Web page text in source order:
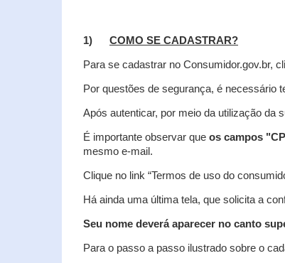
1) COMO SE CADASTRAR?
Para se cadastrar no Consumidor.gov.br,
Por questões de segurança, é necessário
Após autenticar, por meio da utilização da
É importante observar queos campos
mesmo e-mail.
Clique no link “Termos de uso do
Há ainda uma última tela, que solicita a
Seu nome deverá aparecer no canto
Para o passo a passo ilustrado sobre o